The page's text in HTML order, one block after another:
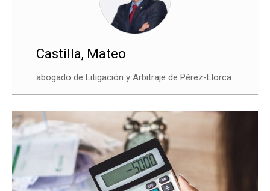
Castilla, Mateo
abogado de Litigación y Arbitraje de Pérez-Llorca